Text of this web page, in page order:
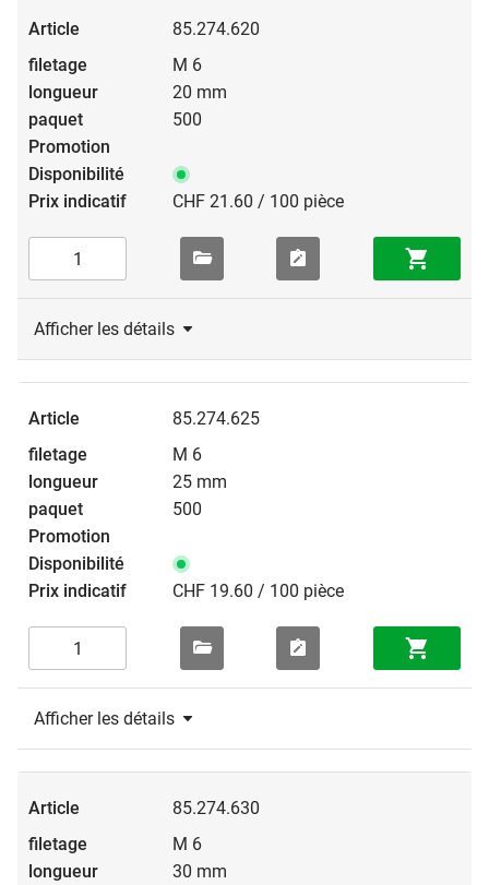
85.274.620
M 6
20 mm
500
CHF 21.60 / 100 pièce
Afficher les détails
85.274.625
M 6
25 mm
500
CHF 19.60 / 100 pièce
Afficher les détails
85.274.630
M 6
30 mm